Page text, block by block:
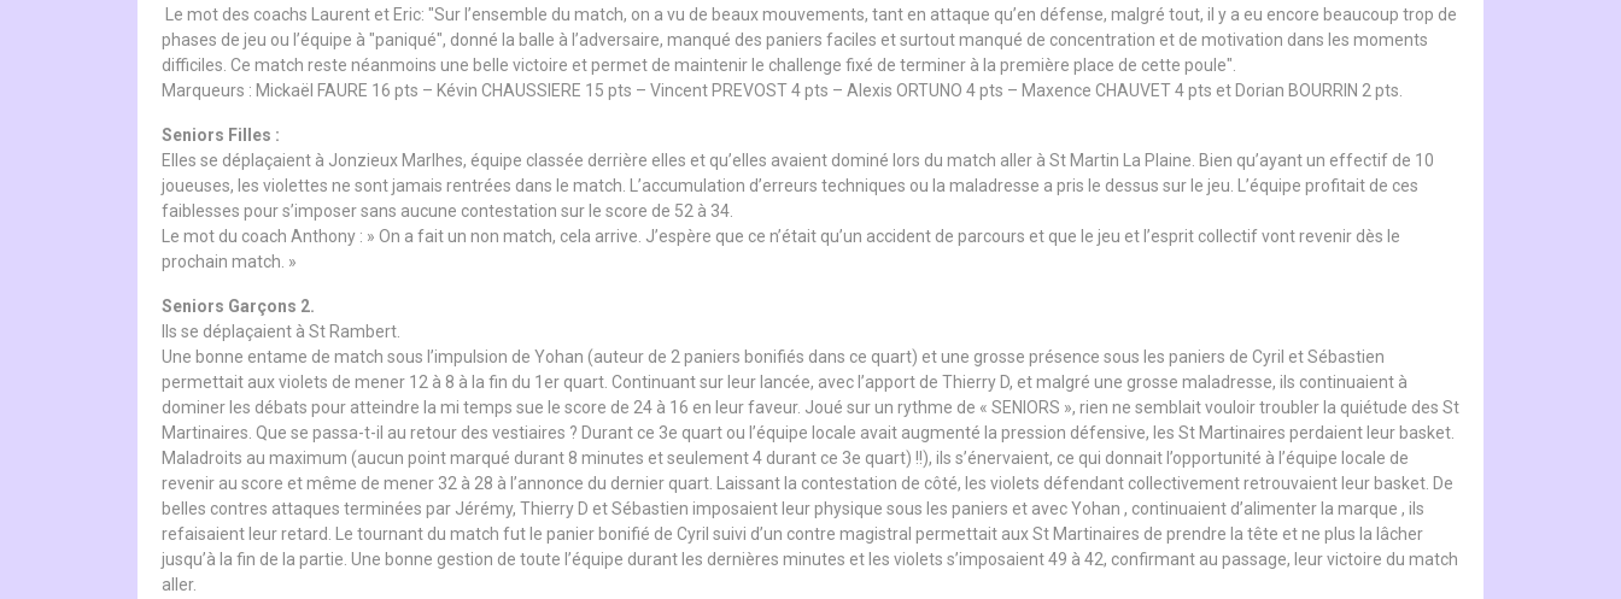
Le mot des coachs Laurent et Eric: "Sur l’ensemble du match, on a vu de beaux mouvements, tant en attaque qu’en défense, malgré tout, il y a eu encore beaucoup trop de
phases de jeu ou l’équipe à "paniqué", donné la balle à l’adversaire, manqué des paniers faciles et surtout manqué de concentration et de motivation dans les moments
difficiles. Ce match reste néanmoins une belle victoire et permet de maintenir le challenge fixé de terminer à la première place de cette poule".
Marqueurs : Mickaël FAURE 16 pts – Kévin CHAUSSIERE 15 pts – Vincent PREVOST 4 pts – Alexis ORTUNO 4 pts – Maxence CHAUVET 4 pts et Dorian BOURRIN 2 pts.
Seniors Filles :
Elles se déplaçaient à Jonzieux Marlhes, équipe classée derrière elles et qu’elles avaient dominé lors du match aller à St Martin La Plaine. Bien qu’ayant un effectif de 10
joueuses, les violettes ne sont jamais rentrées dans le match. L’accumulation d’erreurs techniques ou la maladresse a pris le dessus sur le jeu. L’équipe profitait de ces
faiblesses pour s’imposer sans aucune contestation sur le score de 52 à 34.
Le mot du coach Anthony : » On a fait un non match, cela arrive. J’espère que ce n’était qu’un accident de parcours et que le jeu et l’esprit collectif vont revenir dès le
prochain match. »
Seniors Garçons 2.
Ils se déplaçaient à St Rambert.
Une bonne entame de match sous l’impulsion de Yohan (auteur de 2 paniers bonifiés dans ce quart) et une grosse présence sous les paniers de Cyril et Sébastien
permettait aux violets de mener 12 à 8 à la fin du 1er quart. Continuant sur leur lancée, avec l’apport de Thierry D, et malgré une grosse maladresse, ils continuaient à
dominer les débats pour atteindre la mi temps sue le score de 24 à 16 en leur faveur. Joué sur un rythme de « SENIORS », rien ne semblait vouloir troubler la quiétude des St
Martinaires. Que se passa-t-il au retour des vestiaires ? Durant ce 3e quart ou l’équipe locale avait augmenté la pression défensive, les St Martinaires perdaient leur basket.
Maladroits au maximum (aucun point marqué durant 8 minutes et seulement 4 durant ce 3e quart) !!), ils s’énervaient, ce qui donnait l’opportunité à l’équipe locale de
revenir au score et même de mener 32 à 28 à l’annonce du dernier quart. Laissant la contestation de côté, les violets défendant collectivement retrouvaient leur basket. De
belles contres attaques terminées par Jérémy, Thierry D et Sébastien imposaient leur physique sous les paniers et avec Yohan , continuaient d’alimenter la marque , ils
refaisaient leur retard. Le tournant du match fut le panier bonifié de Cyril suivi d’un contre magistral permettait aux St Martinaires de prendre la tête et ne plus la lâcher
jusqu’à la fin de la partie. Une bonne gestion de toute l’équipe durant les dernières minutes et les violets s’imposaient 49 à 42, confirmant au passage, leur victoire du match
aller.